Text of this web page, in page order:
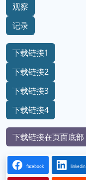
观察
记录
下载链接1
下载链接2
下载链接3
下载链接4
下载链接在页面底部
facebook linkedin